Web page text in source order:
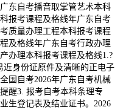
东自考播音取掌管艺术本科
报考课程及格线年广东自考
质量办理工程本科报考课程
及格线年广东自考行政办理
办理本科报考课程及格线1.?
近身份证原件及清晰的正电子
国自考2026年广东自考机械
醒3. 报考自考本科条理专
生登记表及结业证书。2026